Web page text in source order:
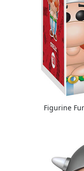
Figurine